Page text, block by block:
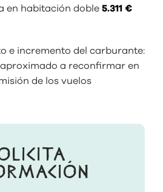
en habitación doble 5.311 €
e incremento del carburante:
a reconfirmar en
de los vuelos